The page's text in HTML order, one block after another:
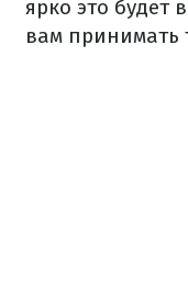
ярко это будет
вам принимать